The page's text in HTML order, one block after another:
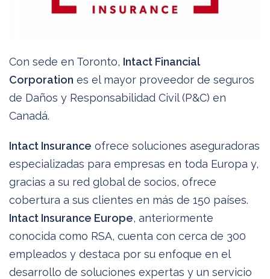
Con sede en Toronto, Intact Financial
Corporation es el mayor proveedor de seguros
de Daños y Responsabilidad Civil (P&C) en
Canadá.
Intact Insurance ofrece soluciones aseguradoras
especializadas para empresas en toda Europa y,
gracias a su red global de socios, ofrece
cobertura a sus clientes en más de 150 países.
Intact Insurance Europe, anteriormente
conocida como RSA, cuenta con cerca de 300
empleados y destaca por su enfoque en el
desarrollo de soluciones expertas y un servicio